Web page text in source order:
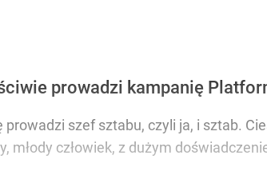
prowadzi kampanię
prowadzi szef sztabu, czyli ja, i sztab.
młody człowiek, z dużym